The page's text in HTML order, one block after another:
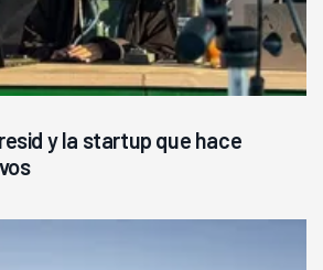
y la startup que hace